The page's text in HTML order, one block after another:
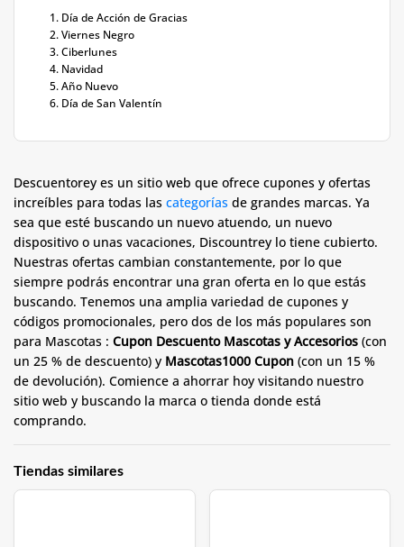
Día de Acción de Gracias
Viernes Negro
Ciberlunes
Navidad
Año Nuevo
Día de San Valentín
Descuentorey es un sitio web que ofrece cupones y ofertas
increíbles para todas las categorías de grandes marcas. Ya
sea que esté buscando un nuevo atuendo, un nuevo
dispositivo o unas vacaciones, Discountrey lo tiene cubierto.
Nuestras ofertas cambian constantemente, por lo que
siempre podrás encontrar una gran oferta en lo que estás
buscando. Tenemos una amplia variedad de cupones y
códigos promocionales, pero dos de los más populares son
para Mascotas : Cupon Descuento Mascotas y Accesorios (con
un 25 % de descuento) y Mascotas1000 Cupon (con un 15 %
de devolución). Comience a ahorrar hoy visitando nuestro
sitio web y buscando la marca o tienda donde está
comprando.
Tiendas similares